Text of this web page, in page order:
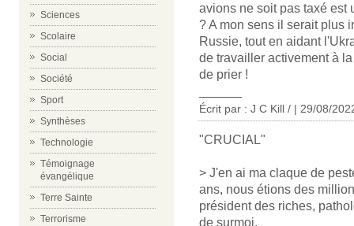
Sciences
Scolaire
Social
Société
Sport
Synthèses
Technologie
Témoignage
évangélique
Terre Sainte
Terrorisme
avions ne soit pas taxé est
? A mon sens il serait plus
Russie, tout en aidant
de travailler activement à
de prier !
Écrit par : J C Kill / | 29/08/
"CRUCIAL"
> J'en ai ma claque de
ans, nous étions des
président des riches,
de surmoi.